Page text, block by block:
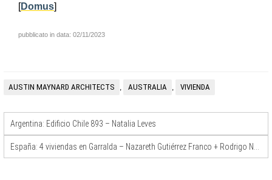
[Domus]
pubblicato in data: 02/11/2023
AUSTIN MAYNARD ARCHITECTS , AUSTRALIA , VIVIENDA
Argentina: Edificio Chile 893 – Natalia Leves